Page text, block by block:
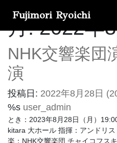
Fujimori Ryoichi
月:2022年
NHK交響楽団
演
投稿日: 2022年8月28日
%s user_admin
とき：2023年8月28日（月）
kitara 大ホール 指揮：アンドリ
楽：NHK交響楽団 チャイコフス